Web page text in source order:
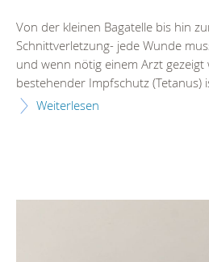
Von der kleinen Bagatelle bis hin
Schnittverletzung- jede Wunde
und wenn nötig einem Arzt gezeigt
bestehender Impfschutz (Tetanus)
Weiterlesen